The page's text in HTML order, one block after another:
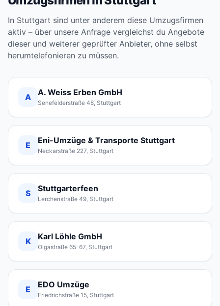
In Stuttgart sind unter anderem diese Umzugsfirmen
aktiv – über unsere Anfrage vergleichst du Angebote
dieser und weiterer geprüfter Anbieter, ohne selbst
herumtelefonieren zu müssen.
A A. Weiss Erben GmbH
Senefelderstraße 48, Stuttgart
E Eni-Umzüge & Transporte Stuttgart
Neckarstraße 227, Stuttgart
S Stuttgarterfeen
Lerchenstraße 49, Stuttgart
K Karl Löhle GmbH
Olgastraße 65-67, Stuttgart
E EDO Umzüge
Friedrichstraße 15, Stuttgart